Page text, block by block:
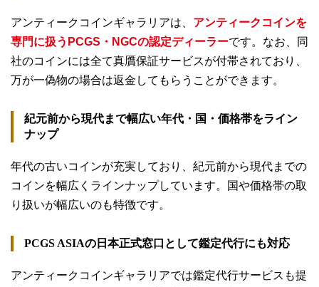
アンティークコインギャラリアは、 アンティークコインを
専門に扱うPCGS・NGCの認定ディーラーです。なお、同
社のコインには全て真贋保証サービスが付帯されており、
万が一偽物の場合は返金してもらうことができます。
紀元前から現代まで幅広い年代・国・価格帯をライン
ナップ
年代の古いコインが充実しており、紀元前から現代までの
コインを幅広くラインナップしています。国や価格帯の取
り扱いが幅広いのも特徴です。
PCGS ASIAの日本正式窓口として鑑定代行にも対応
アンティークコインギャラリアでは鑑定代行サービスも提